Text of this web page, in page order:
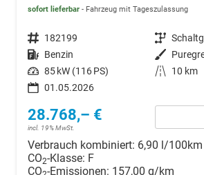
sofort lieferbar Fahrzeug mit Tageszulassung
Fahrzeugnr. 182199 Getriebe
Kraftstoff Benzin Außenfarbe
Leistung 85 kW (116 PS) Kilometerstand
10 km
01.05.2026
28.768,– €
incl. 19% MwSt.
Verbrauch kombiniert: 6,90 l/100km
CO2-Klasse: F
CO -Emissionen: 157,00 g/km